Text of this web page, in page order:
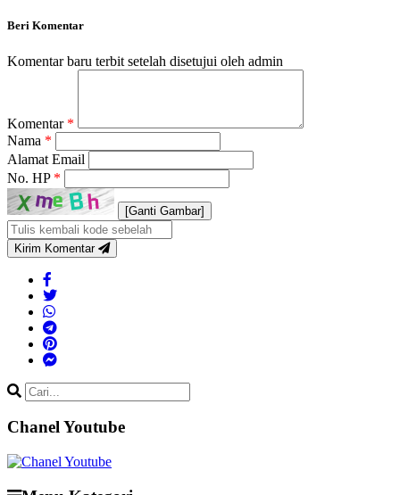
Beri Komentar
Komentar baru terbit setelah disetujui oleh admin
Komentar *
Nama *
Alamat Email
No. HP *
[Ganti Gambar]
Kirim Komentar
Chanel Youtube